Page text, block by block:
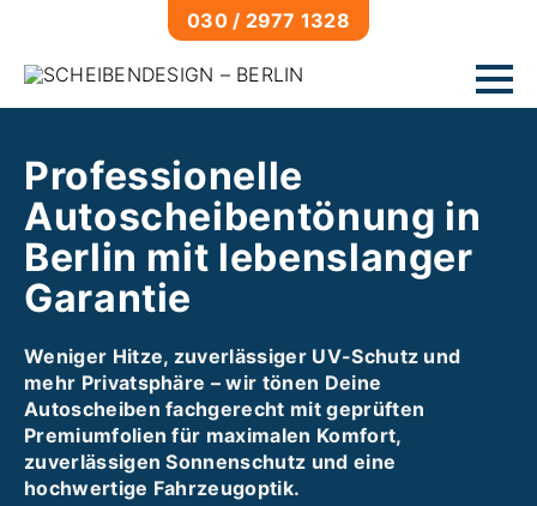
030 / 2977 1328
Autoscheibentönung
Lackfolierung
Lackschutz
Glasversiegelung
Sonnenschutzfolien
Milchglasfolien
Sicherheitsfolien
Graffitischutzfolien
Professionelle
Autoscheibentönung in
Berlin mit lebenslanger
Garantie
Weniger Hitze, zuverlässiger UV-Schutz und
mehr Privatsphäre – wir tönen Deine
Autoscheiben fachgerecht mit geprüften
Premiumfolien für maximalen Komfort,
zuverlässigen Sonnenschutz und eine
hochwertige Fahrzeugoptik.